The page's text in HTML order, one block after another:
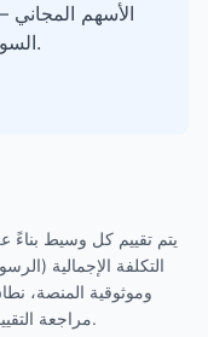
الأسهم المجاني
السوق الحقيقية قبل المخاطرة بأي سنت.
يتم تقييم كل وسيط بناءً
التكلفة الإجمالية
وموثوقية المنصة،
مراجعة التقييمات بانتظام وتحديثها مع تغير عروض الوسطاء.